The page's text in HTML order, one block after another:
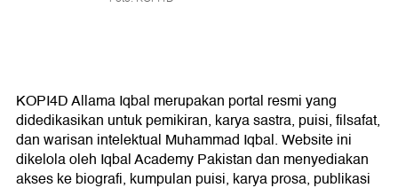
KOPI4D Allama Iqbal merupakan portal resmi yang
didedikasikan untuk pemikiran, karya sastra, puisi, filsafat,
dan warisan intelektual Muhammad Iqbal. Website ini
dikelola oleh Iqbal Academy Pakistan dan menyediakan
akses ke biografi, kumpulan puisi, karya prosa, publikasi